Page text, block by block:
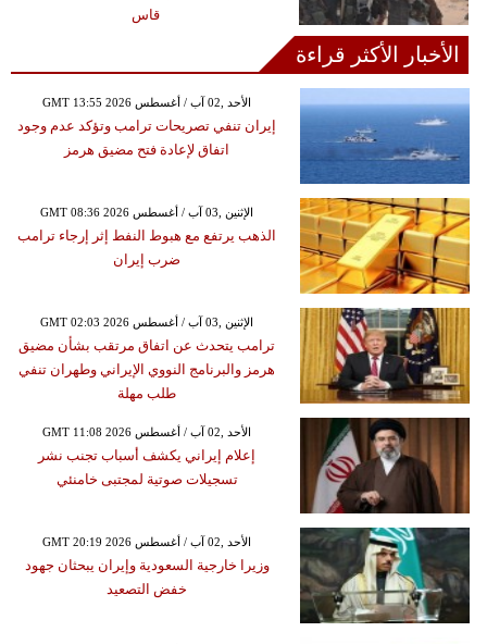
قاس
الأخبار الأكثر قراءة
GMT 13:55 2026 الأحد ,02 آب / أغسطس
إيران تنفي تصريحات ترامب وتؤكد عدم وجود
اتفاق لإعادة فتح مضيق هرمز
GMT 08:36 2026 الإثنين ,03 آب / أغسطس
الذهب يرتفع مع هبوط النفط إثر إرجاء ترامب
ضرب إيران
GMT 02:03 2026 الإثنين ,03 آب / أغسطس
ترامب يتحدث عن اتفاق مرتقب بشأن مضيق
هرمز والبرنامج النووي الإيراني وطهران تنفي
طلب مهلة
GMT 11:08 2026 الأحد ,02 آب / أغسطس
إعلام إيراني يكشف أسباب تجنب نشر
تسجيلات صوتية لمجتبى خامنئي
GMT 20:19 2026 الأحد ,02 آب / أغسطس
وزيرا خارجية السعودية وإيران يبحثان جهود
خفض التصعيد